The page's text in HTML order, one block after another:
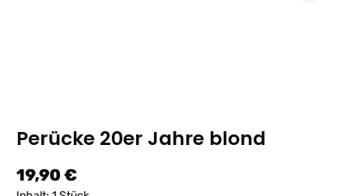
Perücke 20er Jahre blond
Regulärer Preis:
19,90 €